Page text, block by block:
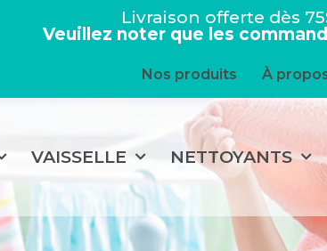
Livraison offerte dès
Veuillez noter que les
Nos produits À
VAISSELLE NETTOYANTS